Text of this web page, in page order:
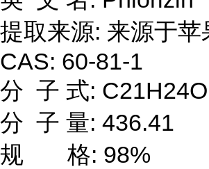
提取来源: 来源于苹
CAS: 60-81-1
分 子 式:
分 子 量: 436.41
规 格: 98%